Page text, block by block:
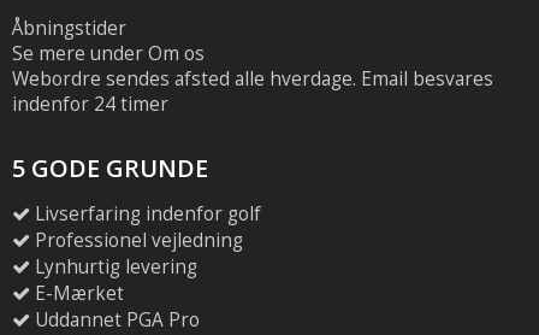
Åbningstider
Se mere under Om os
Webordre sendes afsted alle hverdage. Email besvares
indenfor 24 timer
5 GODE GRUNDE
Livserfaring indenfor golf
Professionel vejledning
Lynhurtig levering
E-Mærket
Uddannet PGA Pro